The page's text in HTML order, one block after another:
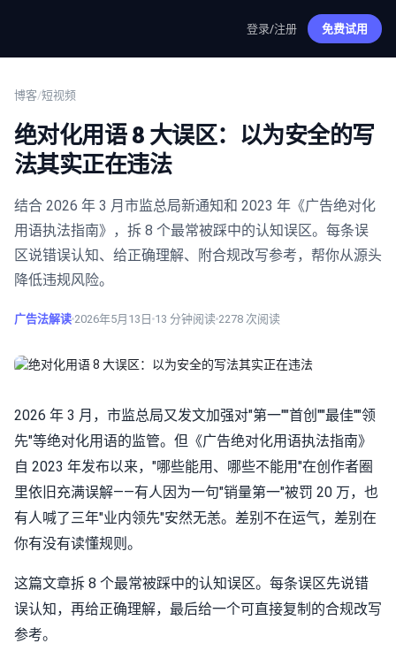
登录/注册 免费试用
博客/短视频
绝对化用语 8 大误区：以为安全的写
法其实正在违法
结合 2026 年 3 月市监总局新通知和 2023 年《广告绝对化
用语执法指南》，拆 8 个最常被踩中的认知误区。每条误
区说错误认知、给正确理解、附合规改写参考，帮你从源头
降低违规风险。
广告法解读 2026年5月13日 13 分钟阅读 2278 次阅读
2026 年 3 月，市监总局又发文加强对"第一""首创""最佳""领
先"等绝对化用语的监管。但《广告绝对化用语执法指南》
自 2023 年发布以来，"哪些能用、哪些不能用"在创作者圈
里依旧充满误解——有人因为一句"销量第一"被罚 20 万，也
有人喊了三年"业内领先"安然无恙。差别不在运气，差别在
你有没有读懂规则。
这篇文章拆 8 个最常被踩中的认知误区。每条误区先说错
误认知，再给正确理解，最后给一个可直接复制的合规改写
参考。